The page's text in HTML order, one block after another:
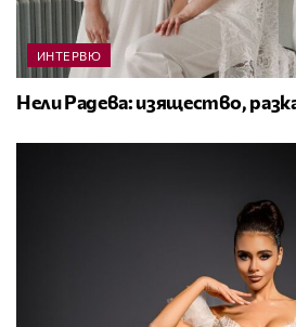
ИНТЕРВЮ
Нели Радева: изящество,